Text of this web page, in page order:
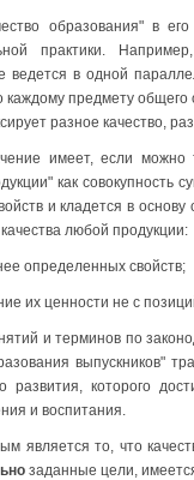
образования" в
практики.
ведется в одной
предмету общего
разное качество,
имеет, если можно
как совокупность
и кладется в
любой продукции:
определенных свойств;
их ценности не с
и терминов по
выпускников"
развития, которого
и воспитания.
является то, что
заданные цели,